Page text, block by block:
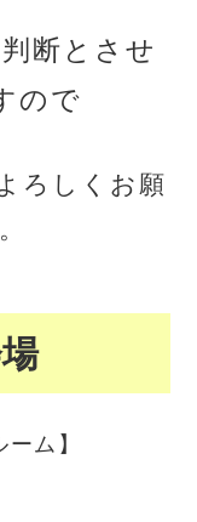
断とさせ
ので
ろしくお願
ム】